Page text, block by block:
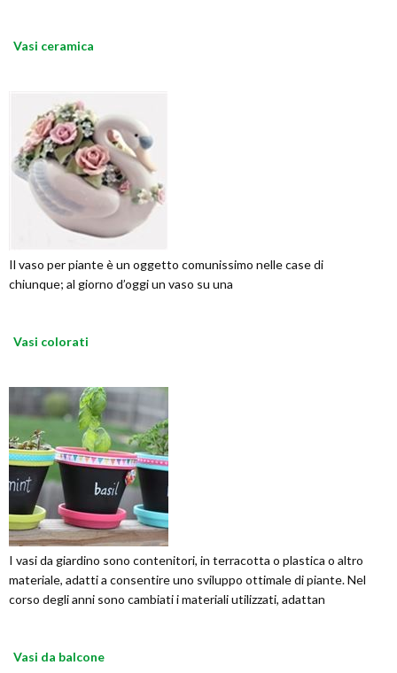
Vasi ceramica
Il vaso per piante è un oggetto comunissimo nelle case di
chiunque; al giorno d’oggi un vaso su una
Vasi colorati
I vasi da giardino sono contenitori, in terracotta o plastica o altro
materiale, adatti a consentire uno sviluppo ottimale di piante. Nel
corso degli anni sono cambiati i materiali utilizzati, adattan
Vasi da balcone